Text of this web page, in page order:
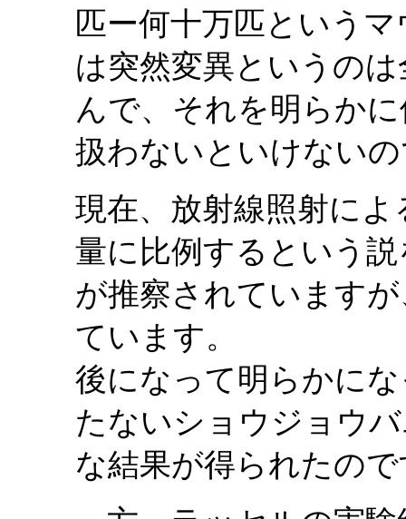
匹ー何十万匹という
は突然変異というの
んで、それを明らか
扱わないといけない
現在、放射線照射に
量に比例するという
が推察されています
ています。
後になって明らかに
たないショウジョウ
な結果が得られたの